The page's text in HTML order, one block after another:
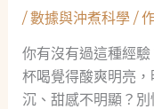
/數據與沖煮科學/
你有沒有過這種經
杯喝覺得酸爽明亮
沉、甜感不明顯？